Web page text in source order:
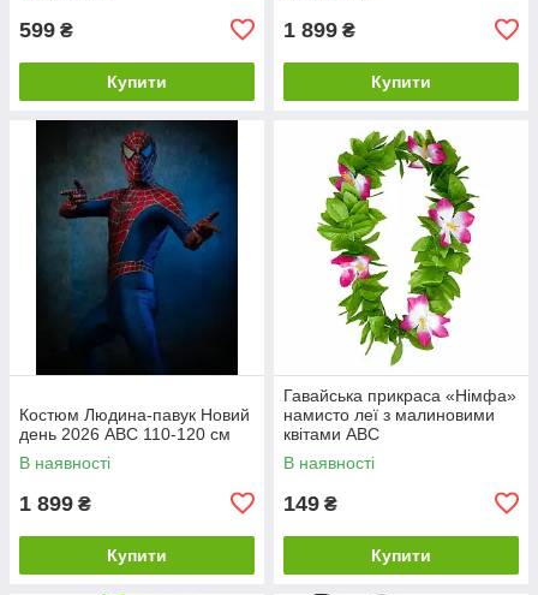
599 ₴
Купити
1 899 ₴
Купити
Костюм Людина-павук Новий
день 2026 ABC 110-120 см
В наявності
1 899 ₴
Купити
Гавайська прикраса «Німфа»
намисто леї з малиновими
квітами ABC
В наявності
149 ₴
Купити